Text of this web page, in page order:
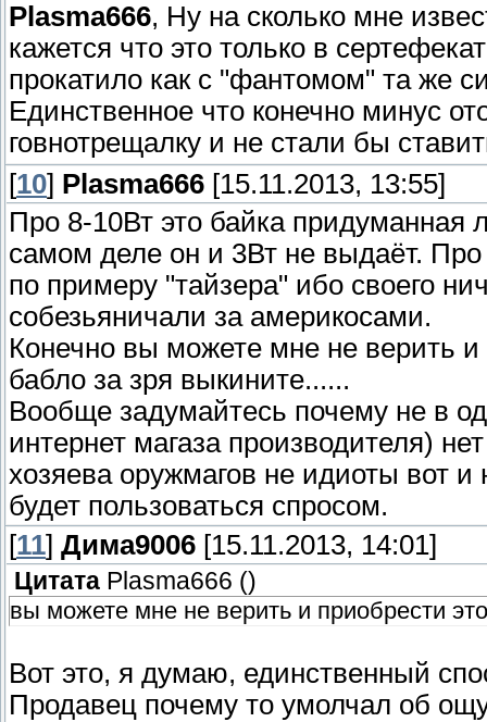
Plasma666, Ну на сколько мне
кажется что это только в
прокатило как с "фантомом" та же
Единственное что конечно минус
говнотрещалку и не стали бы
[10] Plasma666 [15.11.2013, 13:55]
Про 8-10Вт это байка
самом деле он и 3Вт не выдаёт. Про
по примеру "тайзера" ибо своего
собезьяничали за америкосами.
Конечно вы можете мне не верить и
бабло за зря выкините......
Вообще задумайтесь почему не в
интернет магаза производителя)
хозяева оружмагов не идиоты вот
будет пользоваться спросом.
[11] Дима9006 [15.11.2013, 14:01]
Цитата Plasma666 ()
вы можете мне не верить и приобрести
Вот это, я думаю, единственный
Продавец почему то умолчал об